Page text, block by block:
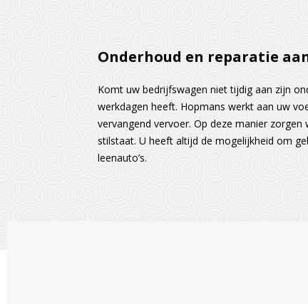
Onderhoud en reparatie
Komt uw bedrijfswagen niet tijdig aan zijn
werkdagen heeft. Hopmans werkt aan uw
vervangend vervoer. Op deze manier
stilstaat. U heeft altijd de mogelijkheid om
leenauto’s.